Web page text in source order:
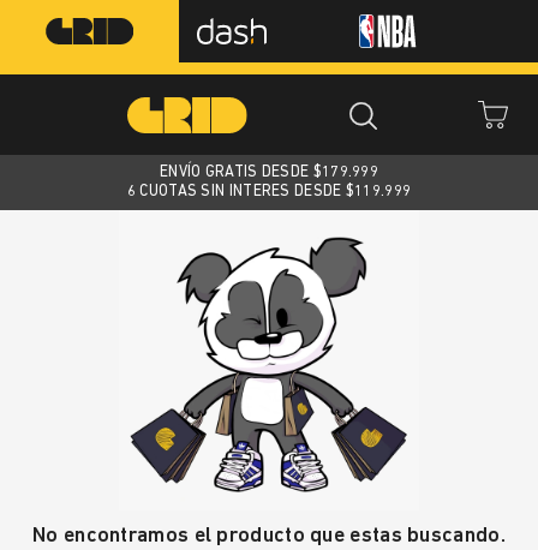
ENVÍO GRATIS DESDE $179.999
6 CUOTAS SIN INTERES DESDE $119.999
No encontramos el producto que estas buscando.